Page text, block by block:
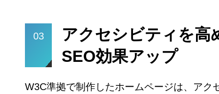
03
アクセシビティを高
SEO効果アップ
W3C準拠で制作したホームページは、アク